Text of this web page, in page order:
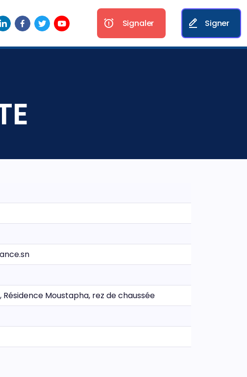
Signaler Signer
Résidence Moustapha, rez de chaussée